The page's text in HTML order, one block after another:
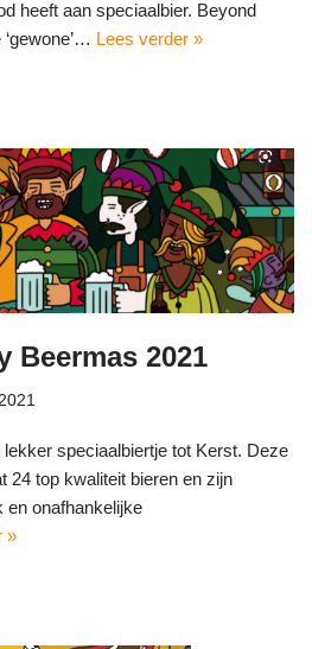
heeft aan speciaalbier. Beyond
Lees verder »
Beermas 2021
speciaalbiertje tot Kerst. Deze
24 top kwaliteit bieren en zijn
en onafhankelijke
»